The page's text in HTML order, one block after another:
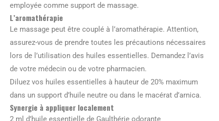
employée comme support de massage.
L’aromathérapie
Le massage peut être couplé à l’aromathérapie. Attention,
assurez-vous de prendre toutes les précautions nécessaires
lors de l’utilisation des huiles essentielles. Demandez l’avis
de votre médecin ou de votre pharmacien.
Diluez vos huiles essentielles à hauteur de 20% maximum
dans un support d’huile neutre ou dans le macérat d’arnica.
Synergie à appliquer localement
2 ml d’huile essentielle de Gaulthérie odorante